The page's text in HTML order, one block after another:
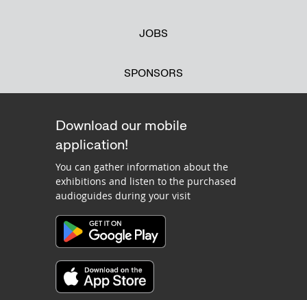
JOBS
SPONSORS
Download our mobile
application!
You can gather information about the
exhibitions and listen to the purchased
audioguides during your visit